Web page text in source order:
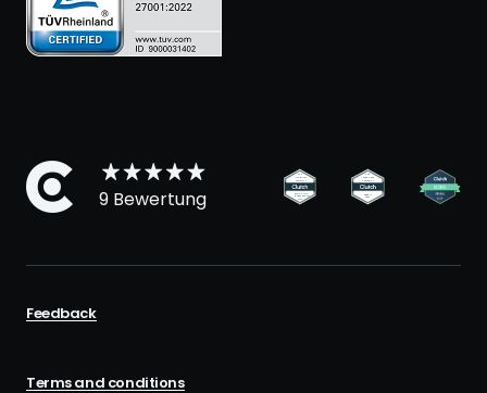
9 Bewertung
Feedback
Terms and conditions